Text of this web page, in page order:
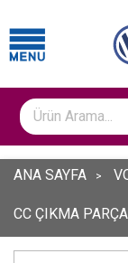
ANA SAYFA
CC ÇIKMA